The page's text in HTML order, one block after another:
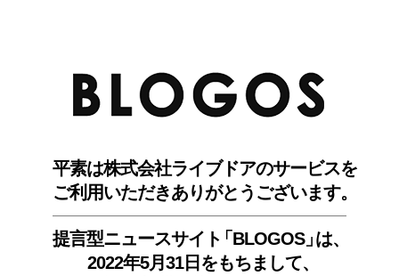
平素は株式会社ライブドアのサービスを
ご利用いただきありがとうございます。
提言型ニュースサイ ト「BLOGOS」は、
2022年5月31日をもちまして、